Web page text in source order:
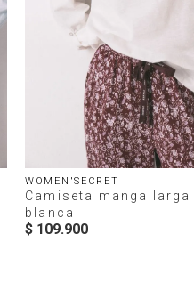
WOMEN'SECRET
Camiseta manga larga
blanca
$ 109.900